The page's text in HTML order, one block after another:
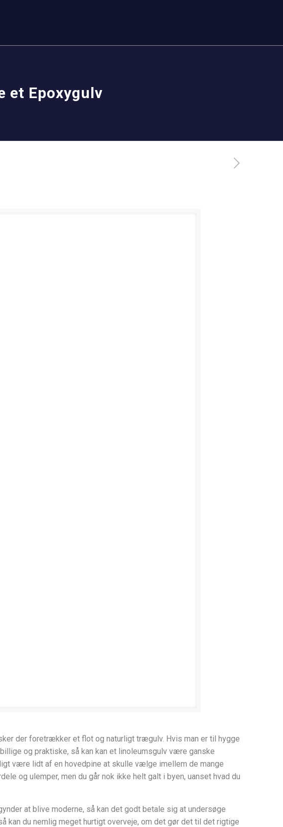
et Epoxygulv
der foretrækker et flot og naturligt trægulv. Hvis man er til hygge
og praktiske, så kan kan et linoleumsgulv være ganske
være lidt af en hovedpine at skulle vælge imellem de mange
og ulemper, men du går nok ikke helt galt i byen, uanset hvad du
at blive moderne, så kan det godt betale sig at undersøge
du nemlig meget hurtigt overveje, om det gør det til det rigtige